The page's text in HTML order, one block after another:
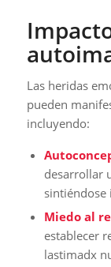
Las heridas
pueden
incluyendo:
desarrollar
sintiéndose
Miedo al
establecer
lastimadx